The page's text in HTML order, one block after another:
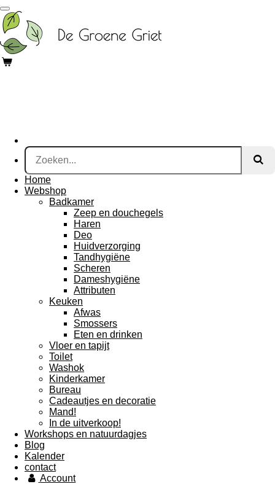
Ga
direct
naar
de
hoofdinhoud
Home
Webshop
Badkamer
Zeep en douchegels
Haren
Deo
Huidverzorging
Tandhygiëne
Scheren
Dameshygiëne
Attributen
Keuken
Afwas
Smossers
Eten en drinken
Vloer en tapijt
Toilet
Washok
Kinderkamer
Bureau
Cadeautjes en decoratie
Mand!
In de uitverkoop!
Workshops en natuurdagjes
Blog
Kalender
contact
Account